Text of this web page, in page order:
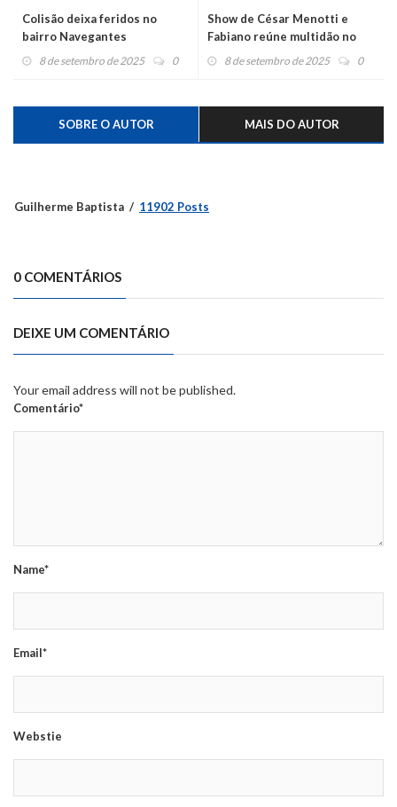
Colisão deixa feridos no
bairro Navegantes
8 de setembro de 2025 0
Show de César Menotti e
Fabiano reúne multidão no
Parque do Morangão
8 de setembro de 2025 0
SOBRE O AUTOR MAIS DO AUTOR
Guilherme Baptista 11902 Posts
0 COMENTÁRIOS
DEIXE UM COMENTÁRIO
Your email address will not be published.
Comentário*
Name*
Email*
Webstie